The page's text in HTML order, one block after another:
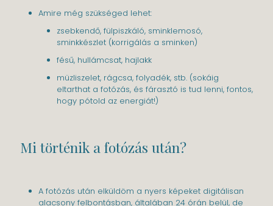
Amire még szükséged lehet:
zsebkendő, fülpiszkáló, sminklemosó,
sminkkészlet (korrigálás a sminken)
fésű, hullámcsat, hajlakk
müzliszelet, rágcsa, folyadék, stb. (sokáig
eltarthat a fotózás, és fárasztó is tud lenni, fontos,
hogy pótold az energiát!)
Mi történik a fotózás után?
A fotózás után elküldöm a nyers képeket digitálisan
alacsony felbontásban, általában 24 órán belül, de